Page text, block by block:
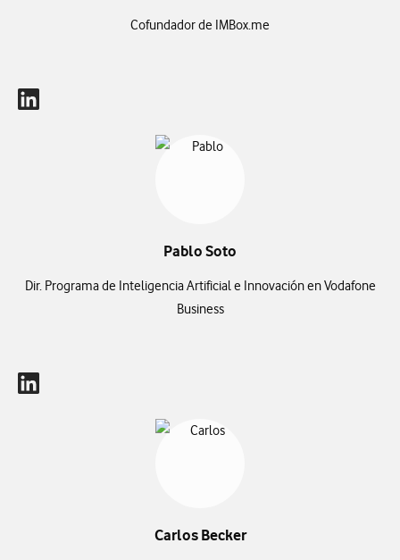
Cofundador de IMBox.me
Pablo Soto
Dir. Programa de Inteligencia Artificial e Innovación en Vodafone
Business
Carlos Becker